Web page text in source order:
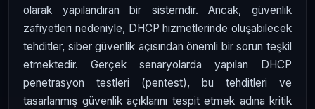
olarak yapılandıran bir sistemdir. Ancak, güvenlik
zafiyetleri nedeniyle, DHCP hizmetlerinde oluşabilecek
tehditler, siber güvenlik açısından önemli bir sorun teşkil
etmektedir. Gerçek senaryolarda yapılan DHCP
penetrasyon testleri (pentest), bu tehditleri ve
tasarlanmış güvenlik açıklarını tespit etmek adına kritik